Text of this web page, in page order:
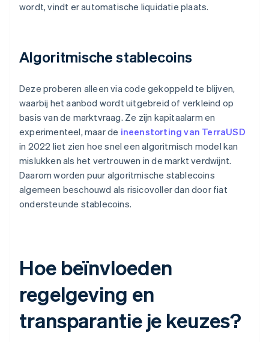
wordt, vindt er automatische liquidatie plaats.
Algoritmische stablecoins
Deze proberen alleen via code gekoppeld te blijven,
waarbij het aanbod wordt uitgebreid of verkleind op
basis van de marktvraag. Ze zijn kapitaalarm en
experimenteel, maar de ineenstorting van TerraUSD
in 2022 liet zien hoe snel een algoritmisch model kan
mislukken als het vertrouwen in de markt verdwijnt.
Daarom worden puur algoritmische stablecoins
algemeen beschouwd als risicovoller dan door fiat
ondersteunde stablecoins.
Hoe beïnvloeden
regelgeving en
transparantie je keuzes?